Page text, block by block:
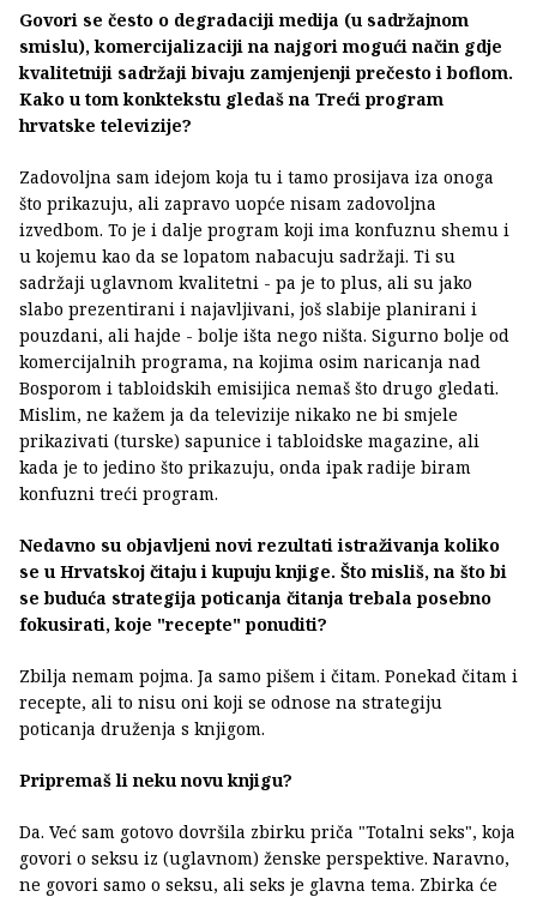
Govori se često o degradaciji medija (u sadržajnom
smislu), komercijalizaciji na najgori mogući način gdje
kvalitetniji sadržaji bivaju zamjenjenji prečesto i boflom.
Kako u tom konktekstu gledaš na Treći program
hrvatske televizije?
Zadovoljna sam idejom koja tu i tamo prosijava iza onoga
što prikazuju, ali zapravo uopće nisam zadovoljna
izvedbom. To je i dalje program koji ima konfuznu shemu i
u kojemu kao da se lopatom nabacuju sadržaji. Ti su
sadržaji uglavnom kvalitetni - pa je to plus, ali su jako
slabo prezentirani i najavljivani, još slabije planirani i
pouzdani, ali hajde - bolje išta nego ništa. Sigurno bolje od
komercijalnih programa, na kojima osim naricanja nad
Bosporom i tabloidskih emisijica nemaš što drugo gledati.
Mislim, ne kažem ja da televizije nikako ne bi smjele
prikazivati (turske) sapunice i tabloidske magazine, ali
kada je to jedino što prikazuju, onda ipak radije biram
konfuzni treći program.
Nedavno su objavljeni novi rezultati istraživanja koliko
se u Hrvatskoj čitaju i kupuju knjige. Što misliš, na što bi
se buduća strategija poticanja čitanja trebala posebno
fokusirati, koje "recepte" ponuditi?
Zbilja nemam pojma. Ja samo pišem i čitam. Ponekad čitam i
recepte, ali to nisu oni koji se odnose na strategiju
poticanja druženja s knjigom.
Pripremaš li neku novu knjigu?
Da. Već sam gotovo dovršila zbirku priča "Totalni seks", koja
govori o seksu iz (uglavnom) ženske perspektive. Naravno,
ne govori samo o seksu, ali seks je glavna tema. Zbirka će